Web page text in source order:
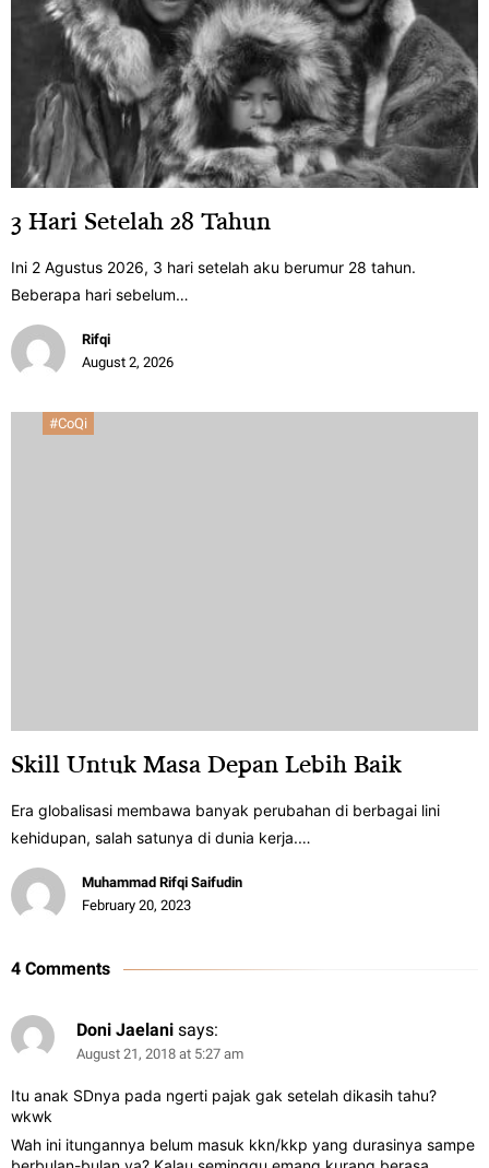
3 Hari Setelah 28 Tahun
Ini 2 Agustus 2026, 3 hari setelah aku berumur 28 tahun.
Beberapa hari sebelum…
Rifqi
August 2, 2026
#CoQi
Skill Untuk Masa Depan Lebih Baik
Era globalisasi membawa banyak perubahan di berbagai lini
kehidupan, salah satunya di dunia kerja.…
Muhammad Rifqi Saifudin
February 20, 2023
4 Comments
Doni Jaelani says:
August 21, 2018 at 5:27 am
Itu anak SDnya pada ngerti pajak gak setelah dikasih tahu?
wkwk
Wah ini itungannya belum masuk kkn/kkp yang durasinya sampe